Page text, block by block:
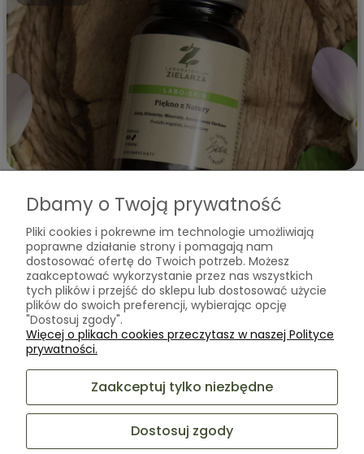
Komentarz sklepu
pracujemy, aby sprostać wymaganiom klientów takich
jak Ty i jesteśmy zadowoleni, że nam się udało. Mamy
nadzieję, że do nas wrócisz :) Pozdrawiamy
5
wyjątkowo dobrze skomponowany skład aby pięknie
wszystko się wzajemnie uzupełniało! Majstersztyk! Nigdy się
nie zawiodłam - zawsze mega dużo nowych Baby Hair :) ❤️
w tym tygodniu
0
0
podgląd
Dbamy o Twoją prywatność
Pliki cookies i pokrewne im technologie umożliwiają
poprawne działanie strony i pomagają nam
dostosować ofertę do Twoich potrzeb. Możesz
zaakceptować wykorzystanie przez nas wszystkich
tych plików i przejść do sklepu lub dostosować użycie
plików do swoich preferencji, wybierając opcję
"Dostosuj zgody".
Więcej o plikach cookies przeczytasz w naszej Polityce
prywatności.
Zaakceptuj tylko niezbędne
Dostosuj zgody